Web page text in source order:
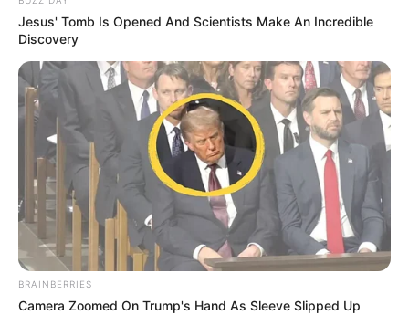
Jesus' Tomb Is Opened And Scientists Make An Incredible
Discovery
BRAINBERRIES
Camera Zoomed On Trump's Hand As Sleeve Slipped Up